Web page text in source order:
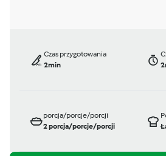
Czas przygotowania
2min
porcja/porcje/porcji
2porcja/porcje/porcji